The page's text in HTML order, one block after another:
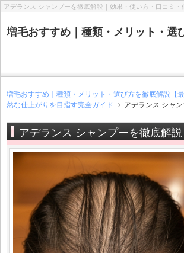
アデランス シャンプーを徹底解説｜効果・使い方・口コミ・
増毛おすすめ｜種類・メリット・選
増毛おすすめ｜種類・メリット・選び方を徹底解説【最
然な仕上がりを目指す完全ガイド
アデランス シャ
アデランス シャンプーを徹底解